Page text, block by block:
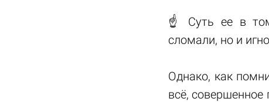
☝ Суть ее в
сломали, но и
Однако, как
всё,